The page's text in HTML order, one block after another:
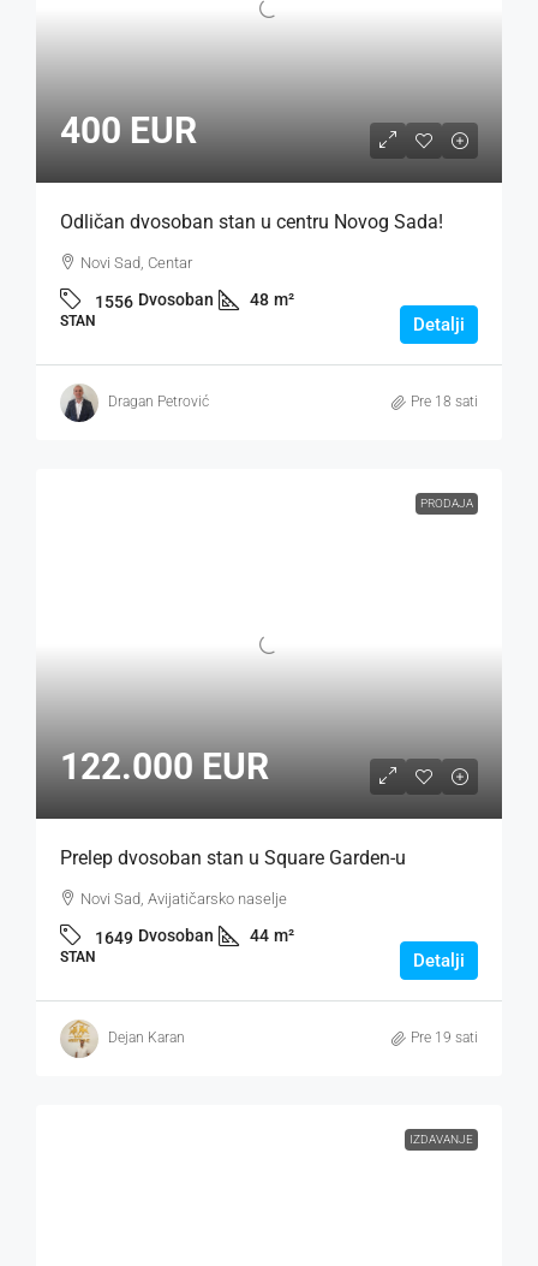
400 EUR
Odličan dvosoban stan u centru Novog Sada!
Novi Sad, Centar
1556 Dvosoban 48 m²
STAN Detalji
Dragan Petrović Pre 18 sati
PRODAJA
122.000 EUR
Prelep dvosoban stan u Square Garden-u
Novi Sad, Avijatičarsko naselje
1649 Dvosoban 44 m²
STAN Detalji
Dejan Karan Pre 19 sati
IZDAVANJE